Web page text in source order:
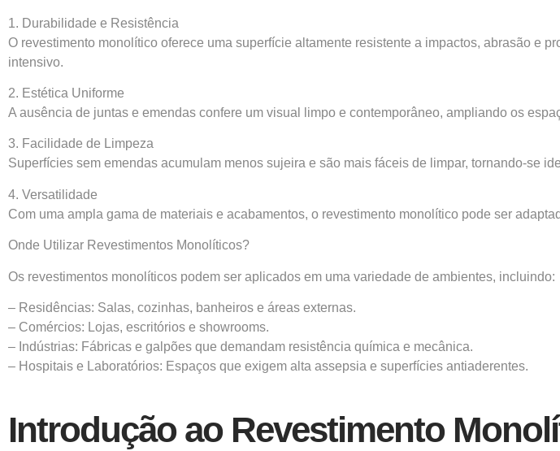
1. Durabilidade e Resistência
O revestimento monolítico oferece uma superfície altamente resistente a impactos, abrasão e
intensivo.
2. Estética Uniforme
A ausência de juntas e emendas confere um visual limpo e contemporâneo, ampliando os
3. Facilidade de Limpeza
Superfícies sem emendas acumulam menos sujeira e são mais fáceis de limpar, tornando-se
4. Versatilidade
Com uma ampla gama de materiais e acabamentos, o revestimento monolítico pode ser
Onde Utilizar Revestimentos Monolíticos?
Os revestimentos monolíticos podem ser aplicados em uma variedade de ambientes, incluindo:
– Residências: Salas, cozinhas, banheiros e áreas externas.
– Comércios: Lojas, escritórios e showrooms.
– Indústrias: Fábricas e galpões que demandam resistência química e mecânica.
– Hospitais e Laboratórios: Espaços que exigem alta assepsia e superfícies antiaderentes.
Introdução ao Revestimento